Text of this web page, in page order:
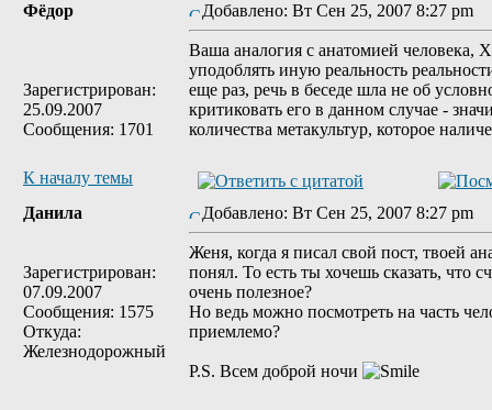
Фёдор
Зарегистрирован:
25.09.2007
Сообщения: 1701
Добавлено: Вт Сен 25, 2007 8:27 pm
Ваша аналогия с анатомией человека,
уподоблять иную реальность
еще раз, речь в беседе шла не об
критиковать его в данном случае -
количества метакультур, которое
К началу темы
Данила
Зарегистрирован:
07.09.2007
Сообщения: 1575
Откуда:
Железнодорожный
Добавлено: Вт Сен 25, 2007 8:27 pm
Женя, когда я писал свой пост, твоей
понял. То есть ты хочешь сказать, что
очень полезное?
Но ведь можно посмотреть на часть
приемлемо?
P.S. Всем доброй ночи